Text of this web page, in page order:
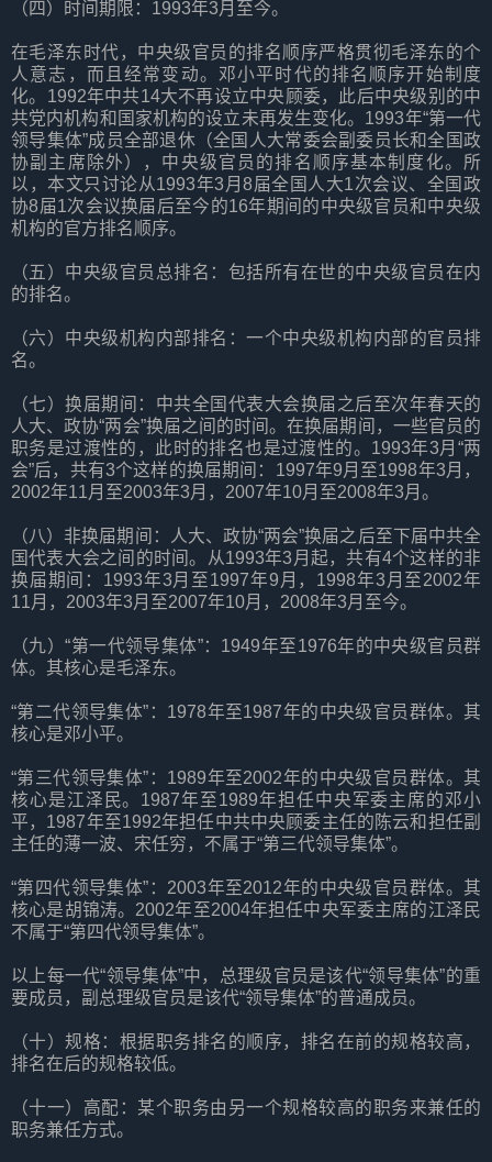
（四）时间期限：1993年3月至今。
在毛泽东时代，中央级官员的排名顺序严格贯彻毛泽东的个
人意志，而且经常变动。邓小平时代的排名顺序开始制度
化。1992年中共14大不再设立中央顾委，此后中央级别的中
共党内机构和国家机构的设立未再发生变化。1993年“第一代
领导集体”成员全部退休（全国人大常委会副委员长和全国政
协副主席除外），中央级官员的排名顺序基本制度化。所
以，本文只讨论从1993年3月8届全国人大1次会议、全国政
协8届1次会议换届后至今的16年期间的中央级官员和中央级
机构的官方排名顺序。
（五）中央级官员总排名：包括所有在世的中央级官员在内
的排名。
（六）中央级机构内部排名：一个中央级机构内部的官员排
名。
（七）换届期间：中共全国代表大会换届之后至次年春天的
人大、政协“两会”换届之间的时间。在换届期间，一些官员的
职务是过渡性的，此时的排名也是过渡性的。1993年3月“两
会”后，共有3个这样的换届期间：1997年9月至1998年3月，
2002年11月至2003年3月，2007年10月至2008年3月。
（八）非换届期间：人大、政协“两会”换届之后至下届中共全
国代表大会之间的时间。从1993年3月起，共有4个这样的非
换届期间：1993年3月至1997年9月，1998年3月至2002年
11月，2003年3月至2007年10月，2008年3月至今。
（九）“第一代领导集体”：1949年至1976年的中央级官员群
体。其核心是毛泽东。
“第二代领导集体”：1978年至1987年的中央级官员群体。其
核心是邓小平。
“第三代领导集体”：1989年至2002年的中央级官员群体。其
核心是江泽民。1987年至1989年担任中央军委主席的邓小
平，1987年至1992年担任中共中央顾委主任的陈云和担任副
主任的薄一波、宋任穷，不属于“第三代领导集体”。
“第四代领导集体”：2003年至2012年的中央级官员群体。其
核心是胡锦涛。2002年至2004年担任中央军委主席的江泽民
不属于“第四代领导集体”。
以上每一代“领导集体”中，总理级官员是该代“领导集体”的重
要成员，副总理级官员是该代“领导集体”的普通成员。
（十）规格：根据职务排名的顺序，排名在前的规格较高，
排名在后的规格较低。
（十一）高配：某个职务由另一个规格较高的职务来兼任的
职务兼任方式。